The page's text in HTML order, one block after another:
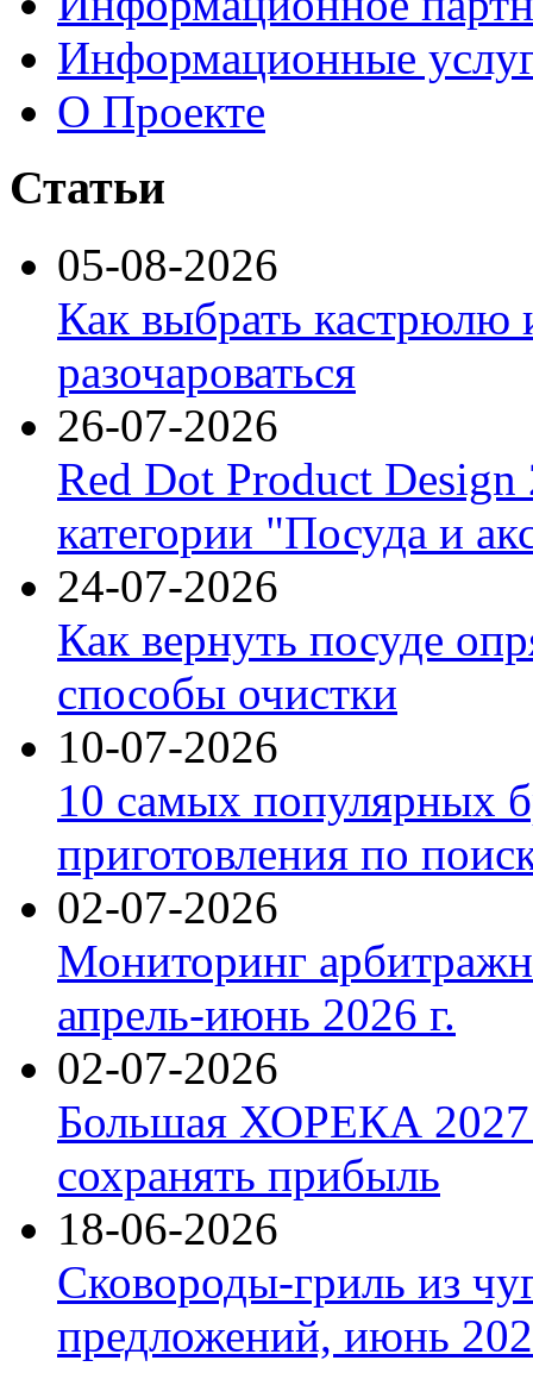
Информационные
О Проекте
Статьи
05-08-2026
Как выбрать кастрюлю
разочароваться
26-07-2026
Red Dot Product Design
категории "Посуда и
24-07-2026
Как вернуть посуде
способы очистки
10-07-2026
10 самых популярных
приготовления по
02-07-2026
Мониторинг
апрель-июнь 2026 г.
02-07-2026
Большая ХОРЕКА 2027:
сохранять прибыль
18-06-2026
Сковороды-гриль из
предложений, июнь